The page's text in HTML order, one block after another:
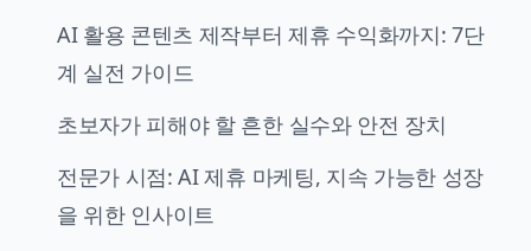
AI 활용 콘텐츠 제작부터 제휴 수익화까지: 7단
계 실전 가이드
초보자가 피해야 할 흔한 실수와 안전 장치
전문가 시점: AI 제휴 마케팅, 지속 가능한 성장
을 위한 인사이트